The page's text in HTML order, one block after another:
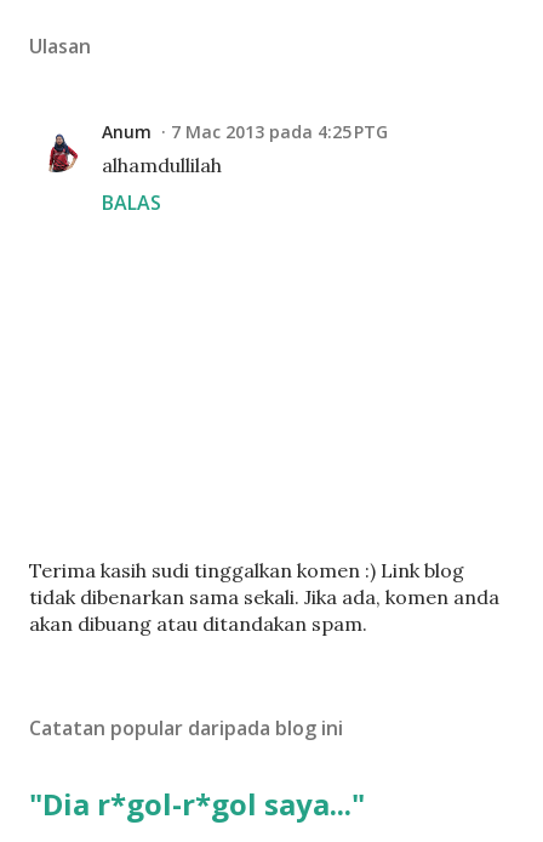
Ulasan
Anum 7 Mac 2013 pada 4:25 PTG
alhamdullilah
BALAS
C
a
t
l
Terima kasih sudi tinggalkan komen :) Link blog
tidak dibenarkan sama sekali. Jika ada, komen anda
akan dibuang atau ditandakan spam.
Catatan popular daripada blog ini
"Dia r*gol-r*gol saya..."